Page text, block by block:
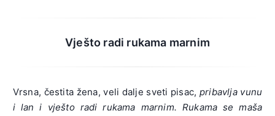
Vješto radi rukama marnim
Vrsna, čestita žena, veli dalje sveti pisac, pribavlja vunu
i lan i vješto radi rukama marnim. Rukama se maša